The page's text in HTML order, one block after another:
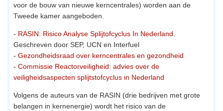
voor de bouw van nieuwe kerncentrales) worden aan de
Tweede kamer aangeboden.
- RASIN: Risico Analyse Splijtofcyclus In Nederland
Geschreven door SEP, UCN en Interfuel
- Gezondheidsraad over kerncentrales en gezondheid
- Commissie Reactorveiligheid: advies over de
veiligheidsaspecten splijtstofcyclus in Nederland
Volgens de auteurs van de RASIN (drie bedrijven met grote
belangen in kernenergie) wordt het risico van de